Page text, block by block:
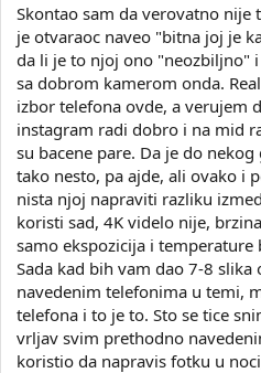
Skontao sam da verovatno nije
je otvaraoc naveo "bitna joj je
da li je to njoj ono "neozbiljno"
sa dobrom kamerom onda.
izbor telefona ovde, a verujem
instagram radi dobro i na mid
su bacene pare. Da je do
tako nesto, pa ajde, ali ovako i
nista njoj napraviti razliku
koristi sad, 4K videlo nije,
samo ekspozicija i temperature
Sada kad bih vam dao 7-8
navedenim telefonima u temi,
telefona i to je to. Sto se tice
vrljav svim prethodno
koristio da napravis fotku u